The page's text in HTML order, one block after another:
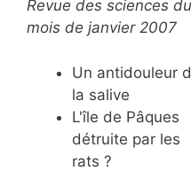
Revue des sciences du
mois de janvier 2007
Un antidouleur
la salive
L'île de Pâques
détruite par les
rats ?